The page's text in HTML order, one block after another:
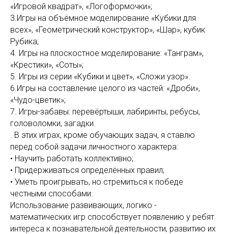
«Игровой квадрат», «Логоформочки»;
3.Игры на объёмное моделирование «Кубики для
всех», «Геометрический конструктор», «Шар», кубик
Рубика;
4. Игры на плоскостное моделирование: «Танграм»,
«Крестики», «Соты»;
5. Игры из серии «Кубики и цвет», «Сложи узор».
6.Игры на составление целого из частей: «Дроби»,
«Чудо-цветик»;
7. Игры-забавы: перевёртыши, лабиринты, ребусы,
головоломки, загадки.
. В этих играх, кроме обучающих задач, я ставлю
перед собой задачи личностного характера:
• Научить работать коллективно;
• Придерживаться определённых правил;
• Уметь проигрывать, но стремиться к победе
честными способами.
Использование развивающих, логико -
математических игр способствует появлению у ребят
интереса к познавательной деятельности, развитию их